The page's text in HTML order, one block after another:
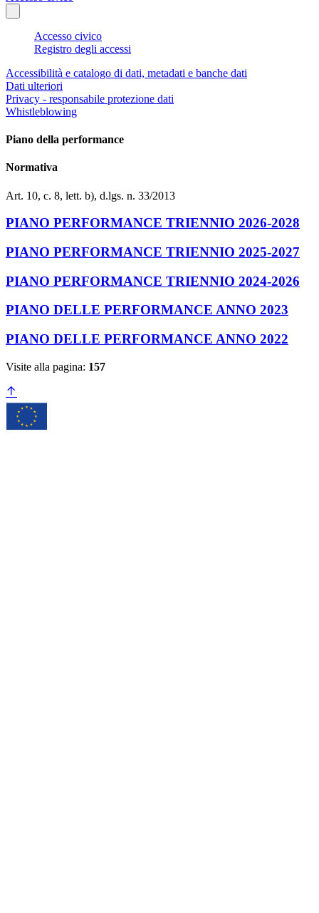
Accesso civico
Registro degli accessi
Accessibilità e catalogo di dati, metadati e banche dati
Dati ulteriori
Privacy - responsabile protezione dati
Whistleblowing
Piano della performance
Normativa
Art. 10, c. 8, lett. b), d.lgs. n. 33/2013
PIANO PERFORMANCE TRIENNIO 2026-2028
PIANO PERFORMANCE TRIENNIO 2025-2027
PIANO PERFORMANCE TRIENNIO 2024-2026
PIANO DELLE PERFORMANCE ANNO 2023
PIANO DELLE PERFORMANCE ANNO 2022
Visite alla pagina: 157